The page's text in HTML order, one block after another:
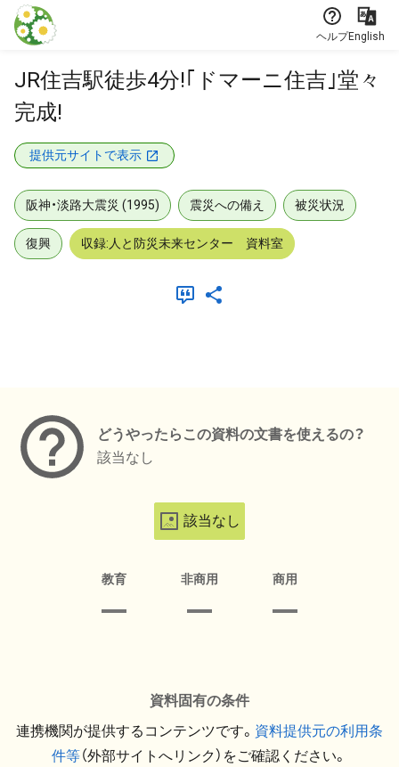
本文に飛ぶ
ヘルプEnglish
JR住吉駅徒歩4分!｢ドマーニ住吉｣堂々
完成!
提供元サイトで表示
阪神・淡路大震災 (1995) 震災への備え 被災状況
復興 収録:人と防災未来センター 資料室
どうやったらこの資料の文書を使えるの？
該当なし
該当なし
教育 非商用 商用
資料固有の条件
連携機関が提供するコンテンツです。 資料提供元の利用条
件等（外部サイトへリンク）をご確認ください。